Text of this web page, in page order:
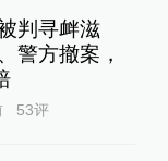
判寻衅滋
警方撤案，
53评